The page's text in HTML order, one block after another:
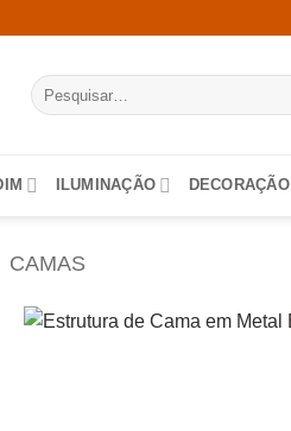
Pesquisar
por:
ILUMINAÇÃO DECORAÇÃO
CAMAS